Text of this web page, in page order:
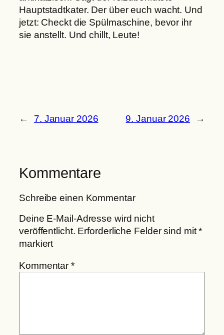
Hauptstadtkater. Der über euch wacht. Und
jetzt: Checkt die Spülmaschine, bevor ihr
sie anstellt. Und chillt, Leute!
← 7. Januar 2026 9. Januar 2026 →
Kommentare
Schreibe einen Kommentar
Deine E-Mail-Adresse wird nicht
veröffentlicht. Erforderliche Felder sind mit*
markiert
Kommentar*